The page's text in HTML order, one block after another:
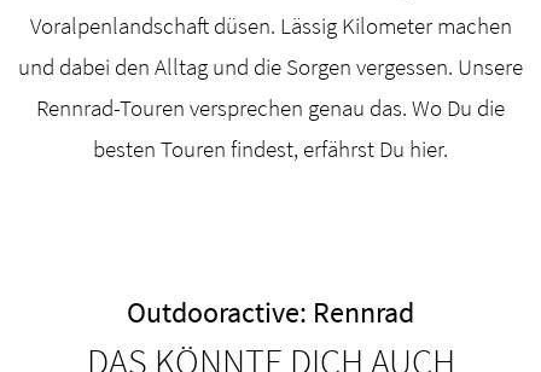
Voralpenlandschaft düsen. Lässig Kilometer machen
und dabei den Alltag und die Sorgen vergessen. Unsere
Rennrad-Touren versprechen genau das. Wo Du die
besten Touren findest, erfährst Du hier.
Outdooractive: Rennrad
DAS KÖNNTE DICH AUCH